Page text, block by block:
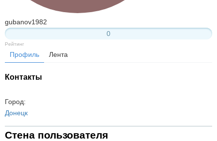
gubanov1982
0
Рейтинг
Профиль Лента
Контакты
Город:
Донецк
Стена пользователя